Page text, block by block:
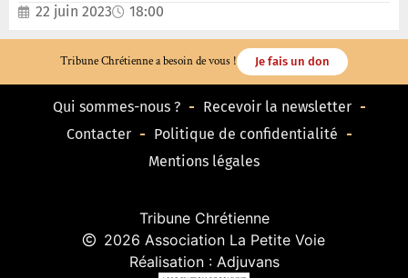
22 juin 2023 18:00
Tribune Chrétienne a besoin de vous ! Je fais un don
Qui sommes-nous ?
Recevoir la newsletter
Contacter
Politique de confidentialité
Mentions légales
Tribune Chrétienne
2026 Association La Petite Voie
Réalisation : Adjuvans